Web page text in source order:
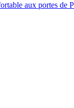
aux portes de